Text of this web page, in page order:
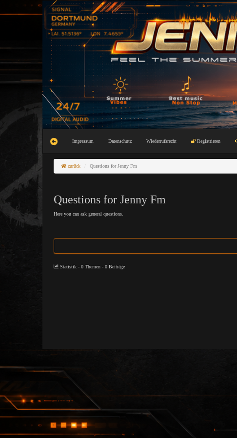
Impressum Datenschutz Wiederrufsrecht Registrieren
zurück Questions for Jenny Fm
Questions for Jenny Fm
Here you can ask general questions.
Statistik - 0 Themen - 0 Beiträge